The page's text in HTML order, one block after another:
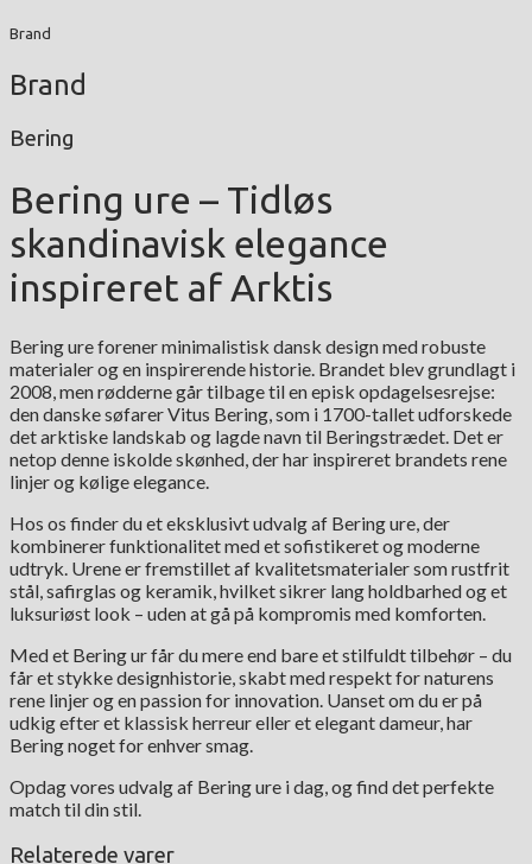
Brand
Brand
Bering
Bering ure – Tidløs
skandinavisk elegance
inspireret af Arktis
Bering ure forener minimalistisk dansk design med robuste
materialer og en inspirerende historie. Brandet blev grundlagt i
2008, men rødderne går tilbage til en episk opdagelsesrejse:
den danske søfarer Vitus Bering, som i 1700-tallet udforskede
det arktiske landskab og lagde navn til Beringstrædet. Det er
netop denne iskolde skønhed, der har inspireret brandets rene
linjer og kølige elegance.
Hos os finder du et eksklusivt udvalg af Bering ure, der
kombinerer funktionalitet med et sofistikeret og moderne
udtryk. Urene er fremstillet af kvalitetsmaterialer som rustfrit
stål, safirglas og keramik, hvilket sikrer lang holdbarhed og et
luksuriøst look – uden at gå på kompromis med komforten.
Med et Bering ur får du mere end bare et stilfuldt tilbehør – du
får et stykke designhistorie, skabt med respekt for naturens
rene linjer og en passion for innovation. Uanset om du er på
udkig efter et klassisk herreur eller et elegant dameur, har
Bering noget for enhver smag.
Opdag vores udvalg af Bering ure i dag, og find det perfekte
match til din stil.
Relaterede varer